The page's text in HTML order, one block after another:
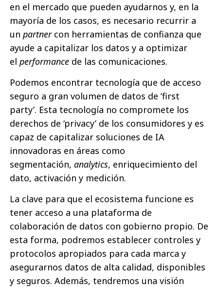
en el mercado que pueden ayudarnos y, en la
mayoría de los casos, es necesario recurrir a
un partnercon herramientas de confianza que
ayude a capitalizar los datos y a optimizar
el performance de las comunicaciones.
Podemos encontrar tecnología que de acceso
seguro a gran volumen de datos de ‘first
party’. Esta tecnología no compromete los
derechos de ‘privacy’ de los consumidores y es
capaz de capitalizar soluciones de IA
innovadoras en áreas como
segmentación, analytics, enriquecimiento del
dato, activación y medición.
La clave para que el ecosistema funcione es
tener acceso a una plataforma de
colaboración de datos con gobierno propio. De
esta forma, podremos establecer controles y
protocolos apropiados para cada marca y
asegurarnos datos de alta calidad, disponibles
y seguros. Además, tendremos una visión